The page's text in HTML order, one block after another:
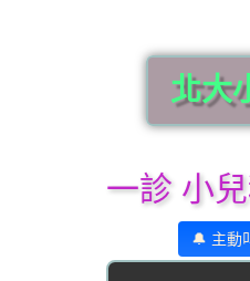
北大
一診 小
🔔 主動